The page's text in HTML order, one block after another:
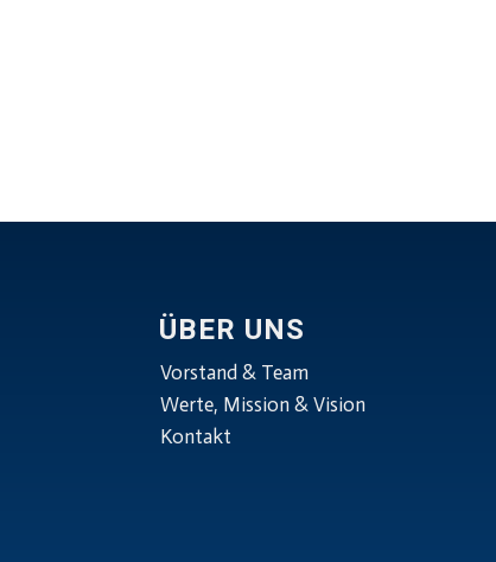
ÜBER UNS
Vorstand & Team
Werte, Mission & Vision
Kontakt